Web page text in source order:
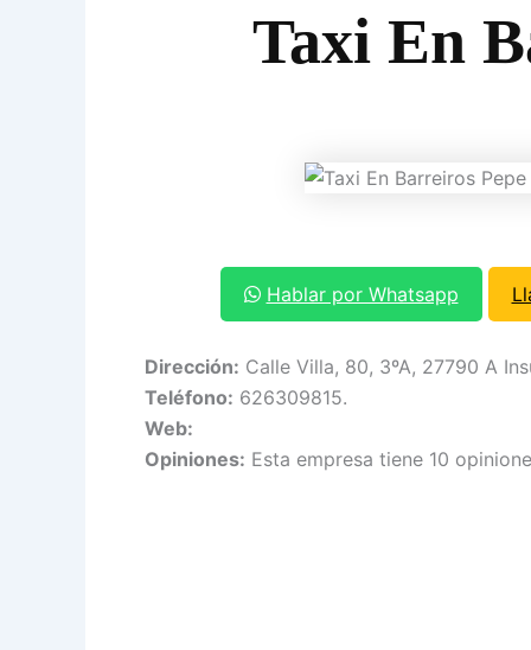
Taxi En
Hablar por Whatsapp
Dirección: Calle Villa, 80, 3ºA, 27790 A
Teléfono: 626309815.
Web:
Opiniones: Esta empresa tiene 10